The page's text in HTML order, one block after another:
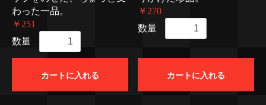
わった一品。
￥251
数量
カートに入れる
￥270
数量
カートに入れる